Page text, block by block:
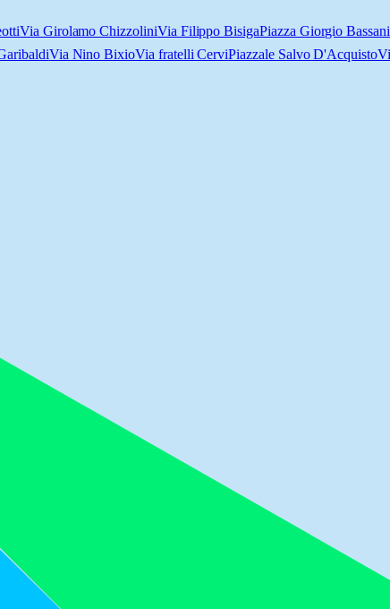
Via Girolamo ChizzoliniVia Filippo BisigaPiazza Giorgio Bassani
Via Nino BixioVia fratelli CerviPiazzale Salvo D'Acquisto